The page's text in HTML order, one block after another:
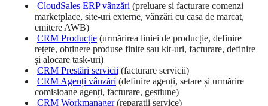
CloudSales ERP vânzări (preluare și facturare comenzi
marketplace, site-uri externe, vânzări cu casa de marcat,
emitere AWB)
CRM Producție (urmărirea liniei de producție, definire
rețete, obținere produse finite sau kit-uri, facturare, definire
și alocare task-uri)
CRM Prestări servicii (facturare servicii)
CRM Agenți vânzări (definire agenți, setare și urmărire
comisioane agenți, facturare, gestiune)
CRM Workmanager(reparații service)